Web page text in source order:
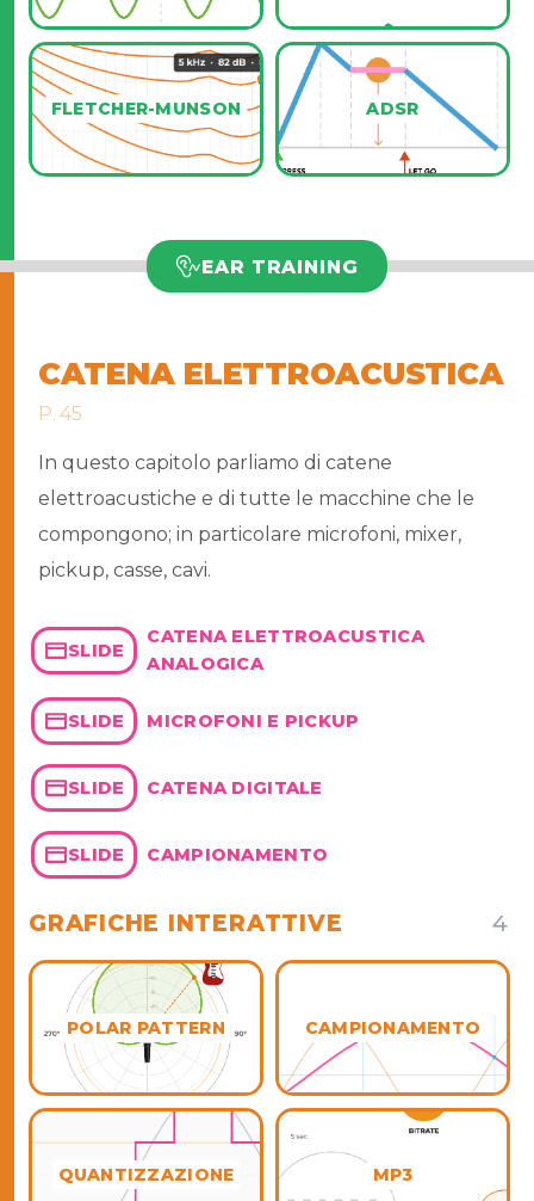
FLETCHER-MUNSON ADSR
EAR TRAINING
CATENA ELETTROACUSTICA
P. 45
In questo capitolo parliamo di catene
elettroacustiche e di tutte le macchine che le
compongono; in particolare microfoni, mixer,
pickup, casse, cavi.
SLIDE
CATENA ELETTROACUSTICA
ANALOGICA
SLIDE MICROFONI E PICKUP
SLIDE CATENA DIGITALE
SLIDE CAMPIONAMENTO
GRAFICHE INTERATTIVE 4
POLAR PATTERN CAMPIONAMENTO
QUANTIZZAZIONE MP3